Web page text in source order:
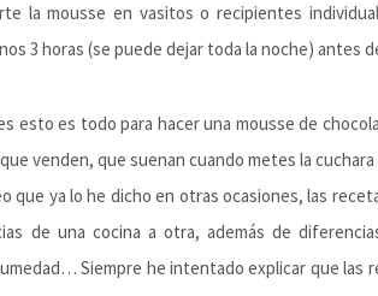
la mousse en vasitos o recipientes
3 horas (se puede dejar toda la noche) antes
esto es todo para hacer una mousse de
venden, que suenan cuando metes la cuchara
que ya lo he dicho en otras ocasiones, las
de una cocina a otra, además de
Siempre he intentado explicar que las